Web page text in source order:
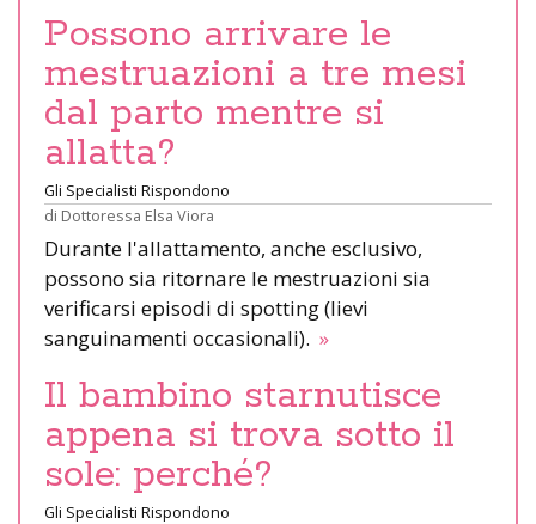
Possono arrivare le
mestruazioni a tre mesi
dal parto mentre si
allatta?
Gli Specialisti Rispondono
di Dottoressa Elsa Viora
Durante l'allattamento, anche esclusivo,
possono sia ritornare le mestruazioni sia
verificarsi episodi di spotting (lievi
sanguinamenti occasionali). »
Il bambino starnutisce
appena si trova sotto il
sole: perché?
Gli Specialisti Rispondono